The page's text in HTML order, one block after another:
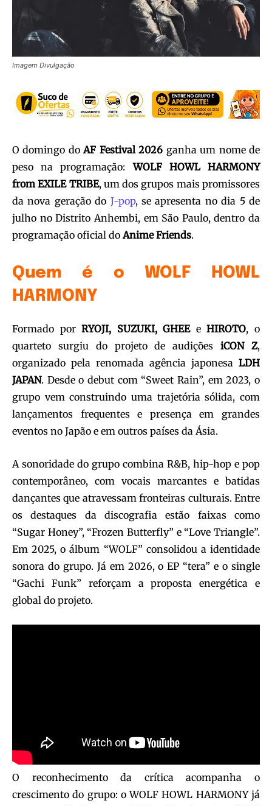
Imagem Divulgação
O domingo doAF Festival 2026 ganha um nome de
peso na programação:WOLF HOWL HARMONY
from EXILE TRIBE, um dos grupos mais promissores
da nova geração do J-pop, se apresenta no dia 5 de
julho no Distrito Anhembi, em São Paulo, dentro da
programação oficial do Anime Friends.
Quem é o WOLF HOWL
HARMONY
Formado porRYOJI, SUZUKI, GHEEeHIROTO, o
quarteto surgiu do projeto de audiçõesiCON Z,
organizado pela renomada agência japonesa LDH
JAPAN. Desde o debut com “Sweet Rain”, em 2023, o
grupo vem construindo uma trajetória sólida, com
lançamentos frequentes e presença em grandes
eventos no Japão e em outros países da Ásia.
A sonoridade do grupo combina R&B, hip-hop e pop
contemporâneo, com vocais marcantes e batidas
dançantes que atravessam fronteiras culturais. Entre
os destaques da discografia estão faixas como
“Sugar Honey”, “Frozen Butterfly” e “Love Triangle”.
Em 2025, o álbum “WOLF” consolidou a identidade
sonora do grupo. Já em 2026, o EP “tera” e o single
“Gachi Funk” reforçam a proposta energética e
global do projeto.
O reconhecimento da crítica acompanha o
crescimento do grupo: o WOLF HOWL HARMONY já